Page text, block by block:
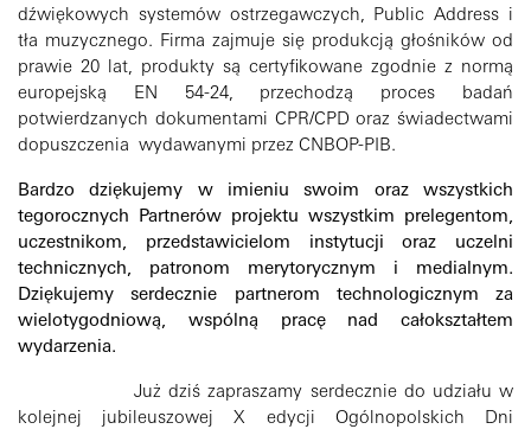
dźwiękowych systemów ostrzegawczych, Public Address i
tła muzycznego. Firma zajmuje się produkcją głośników od
prawie 20 lat, produkty są certyfikowane zgodnie z normą
europejską EN 54-24, przechodzą proces badań
potwierdzanych dokumentami CPR/CPD oraz świadectwami
dopuszczenia wydawanymi przez CNBOP-PIB.
Bardzo dziękujemy w imieniu swoim oraz wszystkich
tegorocznych Partnerów projektu wszystkim prelegentom,
uczestnikom, przedstawicielom instytucji oraz uczelni
technicznych, patronom merytorycznym i medialnym.
Dziękujemy serdecznie partnerom technologicznym za
wielotygodniową, wspólną pracę nad całokształtem
wydarzenia.
Już dziś zapraszamy serdecznie do udziału w
kolejnej jubileuszowej X edycji Ogólnopolskich Dni